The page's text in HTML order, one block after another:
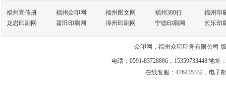
福州宣传册 福州众印网 福州图文网 福州360行
福州印
龙岩印刷网
莆田印刷网 漳州印刷网 宁德印刷网 长乐印
众印网，福州众印印务有限公司
电话：0591-83728886，15359733448 地
在线客服： 476435332， 电子